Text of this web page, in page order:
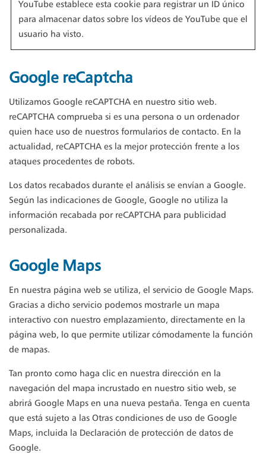
YouTube establece esta cookie para registrar un ID único
para almacenar datos sobre los vídeos de YouTube que el
usuario ha visto.
Google reCaptcha
Utilizamos Google reCAPTCHA en nuestro sitio web.
reCAPTCHA comprueba si es una persona o un ordenador
quien hace uso de nuestros formularios de contacto. En la
actualidad, reCAPTCHA es la mejor protección frente a los
ataques procedentes de robots.
Los datos recabados durante el análisis se envían a Google.
Según las indicaciones de Google, Google no utiliza la
información recabada por reCAPTCHA para publicidad
personalizada.
Google Maps
En nuestra página web se utiliza, el servicio de Google Maps.
Gracias a dicho servicio podemos mostrarle un mapa
interactivo con nuestro emplazamiento, directamente en la
página web, lo que permite utilizar cómodamente la función
de mapas.
Tan pronto como haga clic en nuestra dirección en la
navegación del mapa incrustado en nuestro sitio web, se
abrirá Google Maps en una nueva pestaña. Tenga en cuenta
que está sujeto a las Otras condiciones de uso de Google
Maps, incluida la Declaración de protección de datos de
Google.